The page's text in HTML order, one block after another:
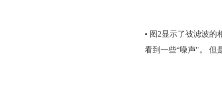
• 图2显示了被滤波的
看到一些“噪声"。 但